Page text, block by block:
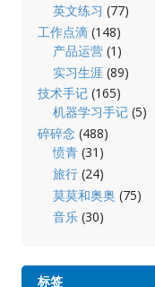
英文练习 (77)
工作点滴(148)
产品运营 (1)
实习生涯 (89)
技术手记(165)
机器学习手记 (5)
碎碎念 (488)
愤青 (31)
旅行 (24)
莫莫和奥奥 (75)
音乐 (30)
标签